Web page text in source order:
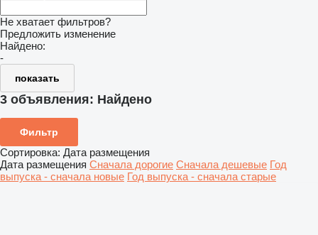
Не хватает фильтров?
Предложить изменение
Найдено:
-
показать
3 объявления: Найдено
Фильтр
Сортировка: Дата размещения
Дата размещения Сначала дорогие Сначала дешевые Год
выпуска - сначала новые Год выпуска - сначала старые